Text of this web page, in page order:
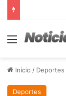
Menú
Inicio / Deportes
Deportes